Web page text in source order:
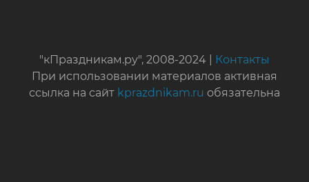
"кПраздникам.ру", 2008-2024 |
Контакты
При использовании материалов активная
ссылка на сайт kprazdnikam.ru обязательна